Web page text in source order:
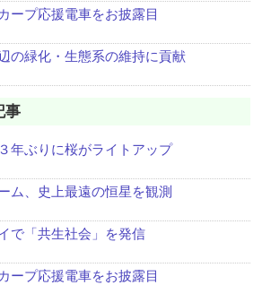
ープ応援電車をお披露目
の緑化・生態系の維持に貢献
事
年ぶりに桜がライトアップ
ム、史上最遠の恒星を観測
で「共生社会」を発信
ープ応援電車をお披露目